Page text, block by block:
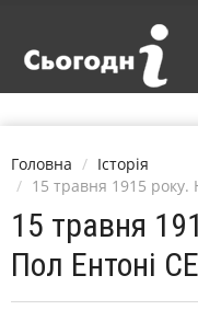
Головна
Історія
15 травня 1915
15 травня
Пол Ентоні